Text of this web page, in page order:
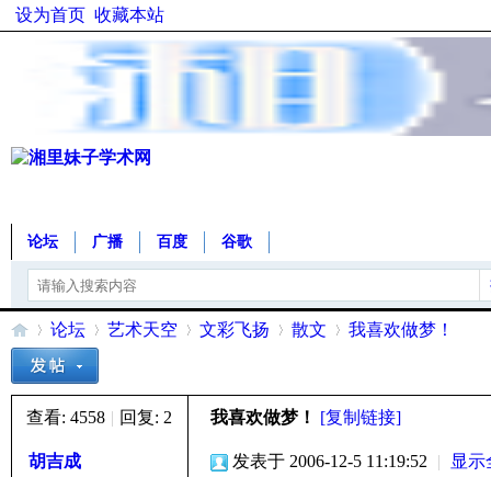
设为首页 收藏本站
论坛 广播 百度 谷歌
湘»
论坛
›
艺术天空 文彩飞扬
›
散文
›
我喜欢做梦！
查看: 4558 | 回复: 2 我喜欢做梦！ [复制链接]
胡吉成 发表于 2006-12-5 11:19:52 | 显示